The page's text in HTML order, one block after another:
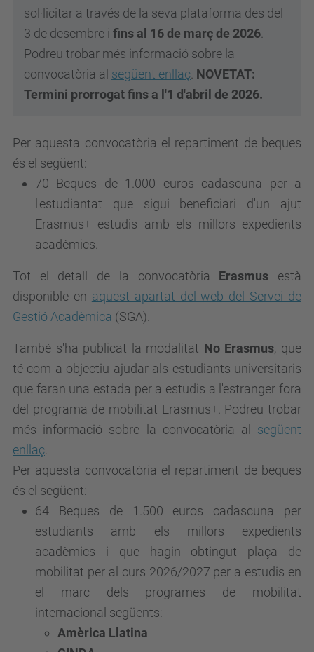
sol·licitar a través de la seva plataforma des del
3 de desembre i fins al 16 de març de 2026
Podreu trobar més informació sobre la
convocatòria al següent enllaç NOVETAT:
Termini prorrogat fins a l'1 d'abril de 2026.
Per aquesta convocatòria el repartiment de beques
és el següent:
70 Beques de 1.000 euros cadascuna
per a
l'estudiantat que sigui beneficiari d'un ajut
Erasmus+ estudis amb els millors expedients
acadèmics.
Tot el detall de la convocatòria Erasmus està
disponible en aquest apartat del web del Servei de
Gestió Acadèmica (SGA).
També s'ha publicat la modalitat No Erasmus, que
té com a objectiu ajudar als estudiants universitaris
que faran una estada per a estudis a l'estranger fora
del programa de mobilitat Erasmus+. Podreu trobar
més informació sobre la convocatòria al
següent
enllaç
Per aquesta convocatòria el repartiment de beques
és el següent:
64 Beques de 1.500 euros cadascuna
per
estudiants amb els millors expedients
acadèmics i que hagin obtingut plaça de
mobilitat per al curs 2026/2027 per a estudis en
el marc dels programes de mobilitat
internacional següents:
Amèrica Llatina